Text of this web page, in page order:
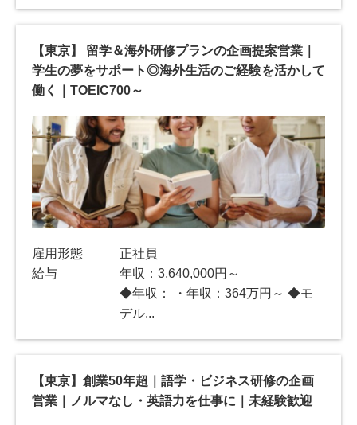
【東京】 留学＆海外研修プランの企画提案営業｜
学生の夢をサポート◎海外生活のご経験を活かして
働く｜TOEIC700～
雇用形態
正社員
給与
年収：3,640,000円～
◆年収： ・年収：364万円～ ◆モ
デル...
【東京】創業50年超｜語学・ビジネス研修の企画
営業｜ノルマなし・英語力を仕事に｜未経験歓迎